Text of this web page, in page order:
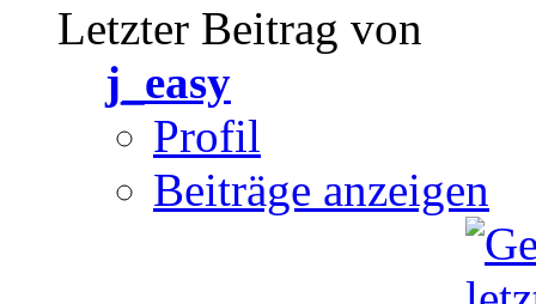
Letzter Beitrag von
j_easy
Profil
Beiträge anzeigen